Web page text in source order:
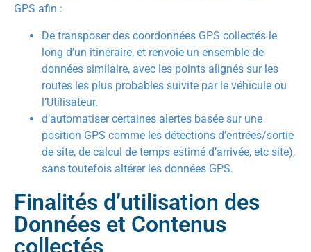
GPS afin :
De transposer des coordonnées GPS collectés le
long d’un itinéraire, et renvoie un ensemble de
données similaire, avec les points alignés sur les
routes les plus probables suivite par le véhicule ou
l’Utilisateur.
d’automatiser certaines alertes basée sur une
position GPS comme les détections d’entrées/sortie
de site, de calcul de temps estimé d’arrivée, etc site),
sans toutefois altérer les données GPS.
Finalités d’utilisation des
Données et Contenus
collectés